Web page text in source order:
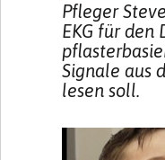
Pfleger
EKG für den
Signale aus
lesen soll.